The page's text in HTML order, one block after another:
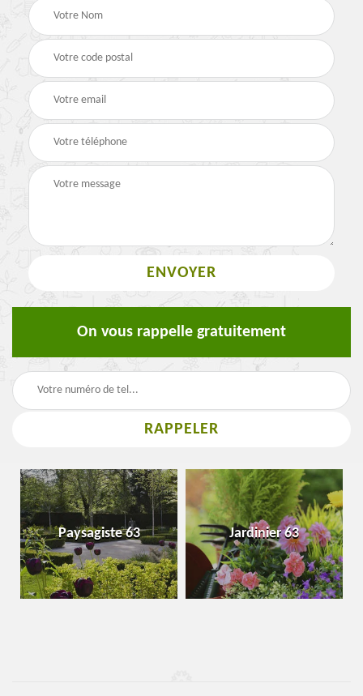
On vous rappelle gratuitement
Paysagiste 63 Jardinier 63